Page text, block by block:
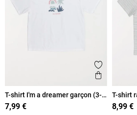
Ajouter aux
Aperçu
T-shirt I'm a dreamer garçon (3-
12A)
7,99 €
T-shirt
8,99 €